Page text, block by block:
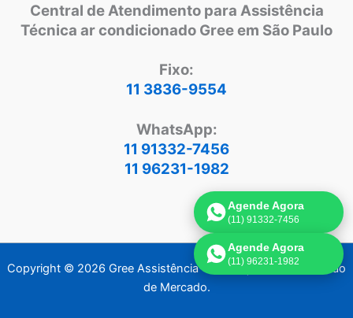
Central de Atendimento para Assistência
Técnica ar condicionado Gree em São Paulo
Fixo:
11 3836-9554
WhatsApp:
11 91332-7456
11 96231-1982
Copyright © 2026 Gree Assistência Técnica | Criado por:
Visão
de Mercado.
Agende Agora
(11) 91332-7456
Agende Agora
(11) 96231-1982